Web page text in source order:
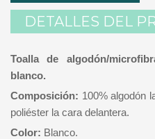
DETALLES DEL
Toalla de algodón/
blanco.
Composición: 100% algodón
poliéster la cara delantera.
Color: Blanco.